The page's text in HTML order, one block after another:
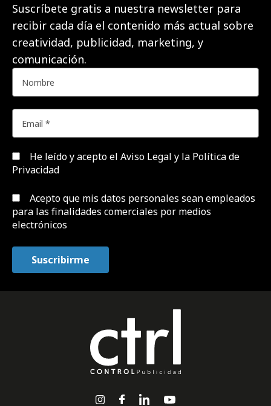
Suscríbete gratis a nuestra newsletter para
recibir cada día el contenido más actual sobre
creatividad, publicidad, marketing, y
comunicación.
He leído y acepto el Aviso Legal y la Política de
Privacidad
Acepto que mis datos personales sean empleados
para las finalidades comerciales por medios
electrónicos